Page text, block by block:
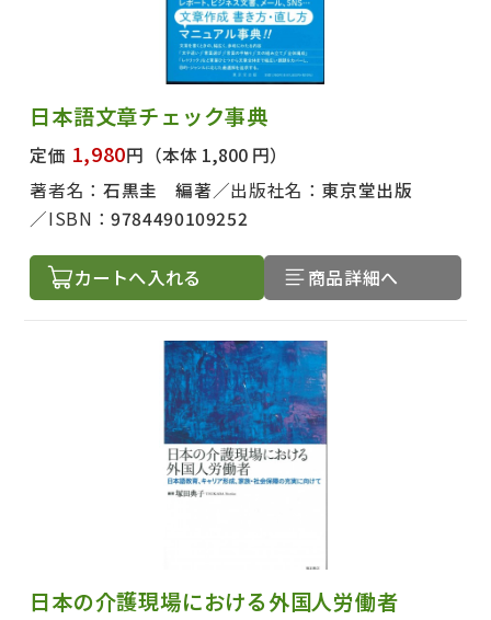
日本語文章チェック事典
定価 1,980円 （本体 1,800 円）
著者名： 石黒圭 編著 出版社名： 東京堂出版
ISBN：9784490109252
カートへ入れる 商品詳細へ
日本の介護現場における外国人労働者